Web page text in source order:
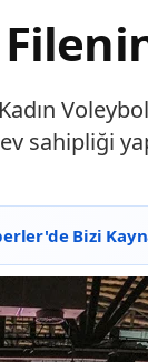
sahipliği
Bizi